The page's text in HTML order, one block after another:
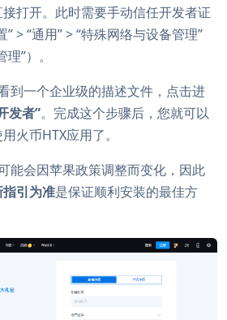
打开。此时需要手动信任开发者证
> “通用” > “特殊网络与设备管理”
”）。
到一个企业级的描述文件，点击进
发者”。完成这个步骤后，您就可以
火币HTX应用了。
能会因苹果政策调整而变化，因此
引为准是保证顺利安装的最佳方